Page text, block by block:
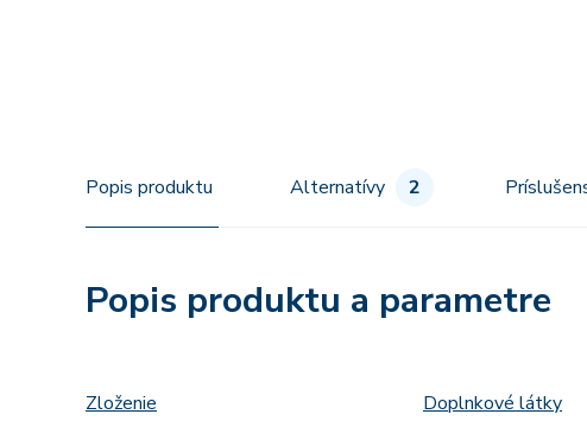
Popis produktu Alternatívy 2
Popis produktu a parametre
Zloženie
Doplnkové látky